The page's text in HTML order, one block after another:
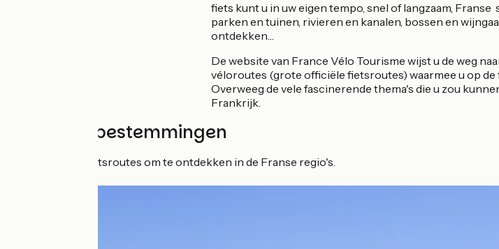
fiets kunt u in uw eigen tempo, snel of langzaam,
parken en tuinen, rivieren en kanalen, bossen en
ontdekken…
De website van France Vélo Tourisme wijst u de weg
véloroutes (grote officiële fietsroutes) waarmee u op
Overweeg de vele fascinerende thema's die u zou
Frankrijk.
Onze fietsbestemmingen
Reisroutes en fietsroutes om te ontdekken in de Franse regio's.